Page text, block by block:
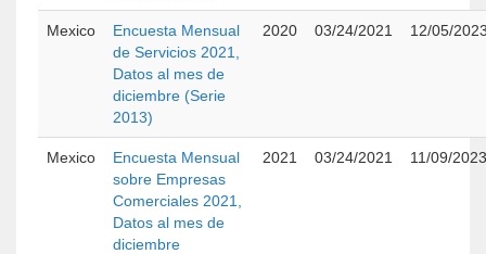
Mexico
Encuesta Mensual
de Servicios 2021,
Datos al mes de
diciembre (Serie
2013)
2020 03/24/2021 12/05/
Mexico
Encuesta Mensual
sobre Empresas
Comerciales 2021,
Datos al mes de
diciembre
2021 03/24/2021 11/09/2023